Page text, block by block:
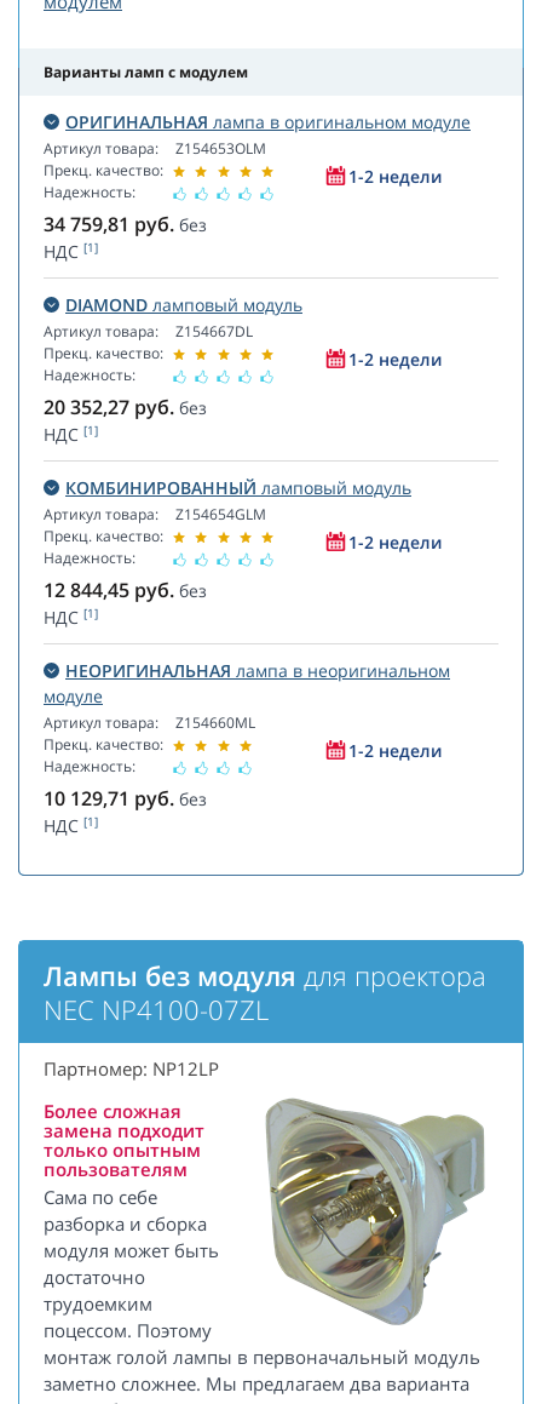
Варианты ламп с модулем
ОРИГИНАЛЬНАЯ лампа в оригинальном модуле
Артикул товара:
Прекц. качество:
Надежность:
Z154653OLM
1-2 недели
34 759,81 руб. без
НДС [1]
DIAMOND ламповый модуль
Артикул товара:
Прекц. качество:
Надежность:
Z154667DL
1-2 недели
20 352,27 руб. без
НДС [1]
КОМБИНИРОВАННЫЙ ламповый модуль
Артикул товара:
Прекц. качество:
Надежность:
Z154654GLM
1-2 недели
12 844,45 руб. без
НДС [1]
НЕОРИГИНАЛЬНАЯ лампа в неоригинальном
модуле
Артикул товара:
Прекц. качество:
Надежность:
Z154660ML
1-2 недели
10 129,71 руб. без
НДС [1]
Лампы без модуля для проектора
NEC NP4100-07ZL
Партномер: NP12LP
Более сложная
замена подходит
только опытным
пользователям
Сама по себе
разборка и сборка
модуля может быть
достаточно
трудоемким
поцессом. Поэтому
монтаж голой лампы в первоначальный модуль
заметно сложнее. Мы предлагаем два варианта